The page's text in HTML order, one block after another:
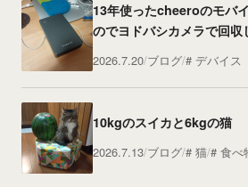
13年使ったcheeroのモバ
のでヨドバシカメラで回収
2026.7.20 ブログ デバイス
10kgのスイカと6kgの猫
2026.7.13 ブログ 猫 食べ